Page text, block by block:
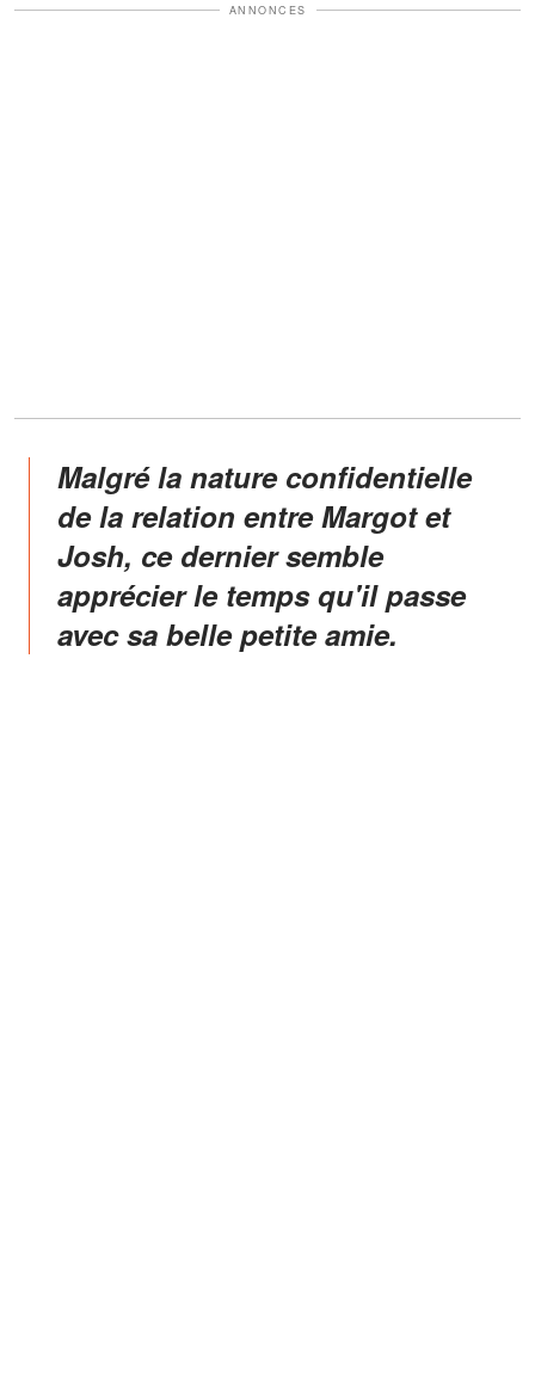
ANNONCES
Malgré la nature confidentielle
de la relation entre Margot et
Josh, ce dernier semble
apprécier le temps qu'il passe
avec sa belle petite amie.